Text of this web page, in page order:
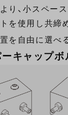
り、小スペー
を使用し共
を自由に選べ
キャップボ